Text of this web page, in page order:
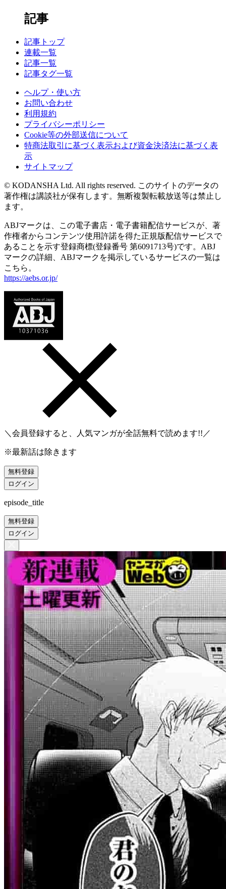
記事
記事トップ
連載一覧
記事一覧
記事タグ一覧
ヘルプ・使い方
お問い合わせ
利用規約
プライバシーポリシー
Cookie等の外部送信について
特商法取引に基づく表示および資金決済法に基づく表
示
サイトマップ
© KODANSHA Ltd. All rights reserved. このサイトのデータの
著作権は講談社が保有します。無断複製転載放送等は禁止し
ます。
ABJマークは、この電子書店・電子書籍配信サービスが、著
作権者からコンテンツ使用許諾を得た正規版配信サービスで
あることを示す登録商標(登録番号 第6091713号)です。ABJ
マークの詳細、ABJマークを掲示しているサービスの一覧は
こちら。
https://aebs.or.jp/
＼会員登録すると、人気マンガが全話無料で読めます!!／
※最新話は除きます
無料登録
ログイン
episode_title
無料登録
ログイン